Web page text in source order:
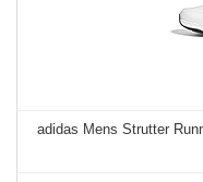
adidas Mens Strutter